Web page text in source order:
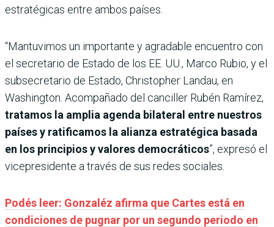
estratégicas entre ambos países.
“Mantuvimos un importante y agradable encuentro con
el secretario de Estado de los EE. UU., Marco Rubio, y el
subsecretario de Estado, Christopher Landau, en
Washington. Acompañado del canciller Rubén Ramírez,
tratamos la amplia agenda bilateral entre nuestros
países y ratificamos la alianza estratégica basada
en los principios y valores democráticos”, expresó el
vicepresidente a través de sus redes sociales.
Podés leer: Gonzaléz afirma que Cartes está en
condiciones de pugnar por un segundo periodo en